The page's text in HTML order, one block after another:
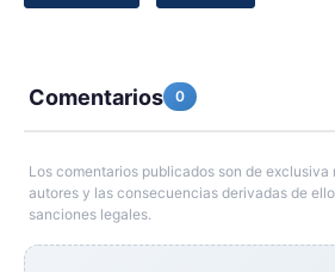
Comentarios 0
Los comentarios publicados son de exclusiva
autores y las consecuencias derivadas de
sanciones legales.